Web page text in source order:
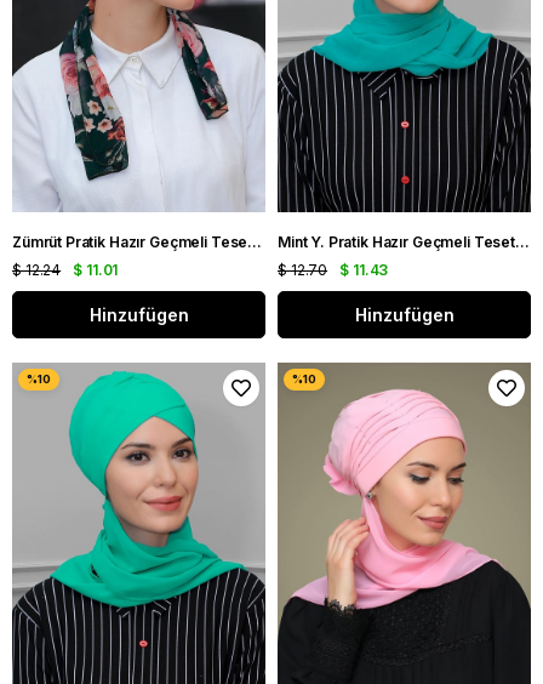
Zümrüt Pratik Hazır Geçmeli Tesettür Bone Sandy Kumaş Desenli Şifon Kemerli 1305D_37
$ 11.01
$ 12.24
Hinzufügen
Mint Y. Pratik Hazır Geçmeli Tesettür Bone Sandy Kumaş Çapraz Büzgülü Şifon Atkılı 1801A_13
$ 11.43
$ 12.70
Hinzufügen